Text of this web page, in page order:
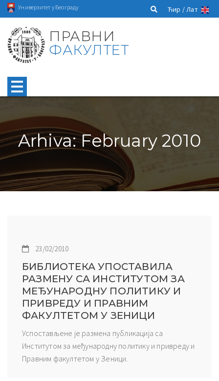
Универзитет у Београду Ћир /Лат
ПРАВНИ
ФАКУЛТЕТ
Arhiva: February 2010
23/02/2010
БИБЛИОТЕКА УПОСТАВИЛА
РАЗМЕНУ СА ИНСТИТУТОМ ЗА
МЕЂУНАРОДНУ ПОЛИТИКУ И
ПРИВРЕДУ И ПРАВНИМ
ФАКУЛТЕТОМ У ЗЕНИЦИ
Успостављене је размена публикација са
Институтом за међународну политику и привреду и
Правним факултетом у Зеници.